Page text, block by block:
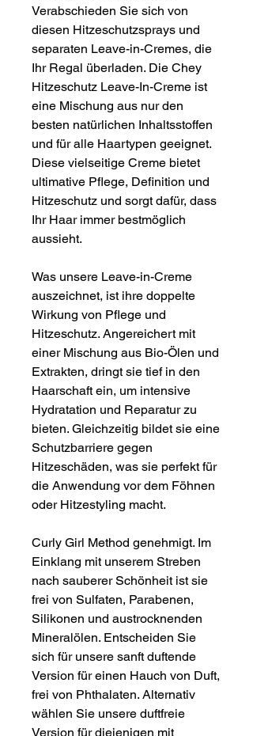
Verabschieden Sie sich von
diesen Hitzeschutzsprays und
separaten Leave-in-Cremes, die
Ihr Regal überladen. Die Chey
Hitzeschutz Leave-In-Creme ist
eine Mischung aus nur den
besten natürlichen Inhaltsstoffen
und für alle Haartypen geeignet.
Diese vielseitige Creme bietet
ultimative Pflege, Definition und
Hitzeschutz und sorgt dafür, dass
Ihr Haar immer bestmöglich
aussieht.
Was unsere Leave-in-Creme
auszeichnet, ist ihre doppelte
Wirkung von Pflege und
Hitzeschutz. Angereichert mit
einer Mischung aus Bio-Ölen und
Extrakten, dringt sie tief in den
Haarschaft ein, um intensive
Hydratation und Reparatur zu
bieten. Gleichzeitig bildet sie eine
Schutzbarriere gegen
Hitzeschäden, was sie perfekt für
die Anwendung vor dem Föhnen
oder Hitzestyling macht.
Curly Girl Method genehmigt. Im
Einklang mit unserem Streben
nach sauberer Schönheit ist sie
frei von Sulfaten, Parabenen,
Silikonen und austrocknenden
Mineralölen. Entscheiden Sie
sich für unsere sanft duftende
Version für einen Hauch von Duft,
frei von Phthalaten. Alternativ
wählen Sie unsere duftfreie
Version für diejenigen mit